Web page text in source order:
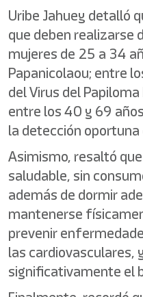
Uribe Jahuey detalló
que deben realizarse
mujeres de 25 a 34
Papanicolaou; entre
del Virus del
entre los 40 y 69
la detección
Asimismo, resaltó
saludable, sin
además de dormir
mantenerse
prevenir
las cardiovasculares,
significativamente el